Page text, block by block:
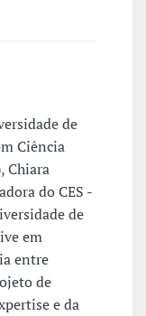
de
Ciência
Chiara
do CES -
de
em
entre
de
e da